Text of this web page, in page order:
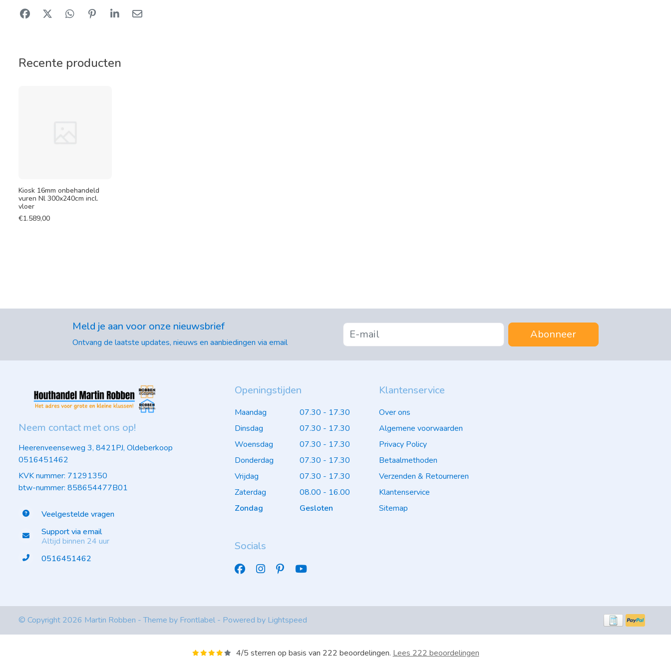
Recente producten
Kiosk 16mm onbehandeld
vuren Nl 300x240cm incl.
vloer
€1.589,00
Meld je aan voor onze nieuwsbrief
Ontvang de laatste updates, nieuws en aanbiedingen via email
Abonneer
Neem contact met ons op!
Heerenveenseweg 3, 8421PJ, Oldeberkoop
0516451462
KVK nummer: 71291350
btw-nummer: 858654477B01
Veelgestelde vragen
Support via email
Altijd binnen 24 uur
0516451462
Openingstijden
Maandag
07.30 - 17.30
Dinsdag
07.30 - 17.30
Woensdag
07.30 - 17.30
Donderdag
07.30 - 17.30
Vrijdag
07.30 - 17.30
Zaterdag
08.00 - 16.00
Zondag
Gesloten
Socials
Klantenservice
Over ons
Algemene voorwaarden
Privacy Policy
Betaalmethoden
Verzenden & Retourneren
Klantenservice
Sitemap
© Copyright 2026 Martin Robben - Theme by Frontlabel - Powered by Lightspeed
4/5 sterren op basis van 222 beoordelingen.Lees 222 beoordelingen